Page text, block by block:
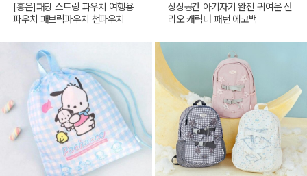
[홍은]패딩 스트링 파우치 여행용
파우치 패브릭파우치 천파우치
상상공간 아기자기 완전 귀여운 산
리오 캐릭터 패턴 에코백